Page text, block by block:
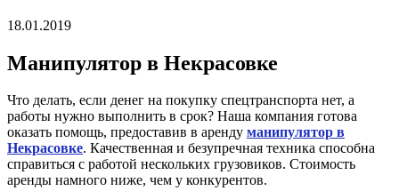
18.01.2019
Манипулятор в Некрасовке
Что делать, если денег на покупку спецтранспорта нет, а
работы нужно выполнить в срок? Наша компания готова
оказать помощь, предоставив в аренду манипулятор в
Некрасовке. Качественная и безупречная техника способна
справиться с работой нескольких грузовиков. Стоимость
аренды намного ниже, чем у конкурентов.